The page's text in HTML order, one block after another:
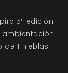
5ª edición
ambientación
de Tinieblas